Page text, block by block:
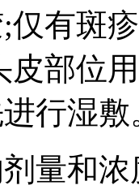
仅有斑
皮部位
行湿敷
量和